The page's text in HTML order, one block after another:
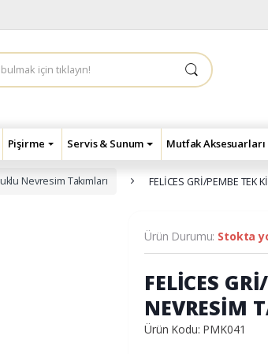
Pişirme Servis & Sunum Mutfak Aksesuarları
Nevresim Takımları FELİCES GRİ/PEMBE TEK
Ürün Durumu: Stokta
FELİCES
NEVRESİM
Ürün Kodu: PMK041